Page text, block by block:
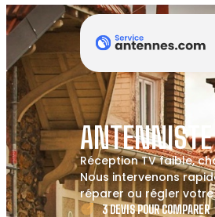
Réception TV faible,
Nous intervenons
réparer ou régler votre
3 DEVIS POUR COMPARER